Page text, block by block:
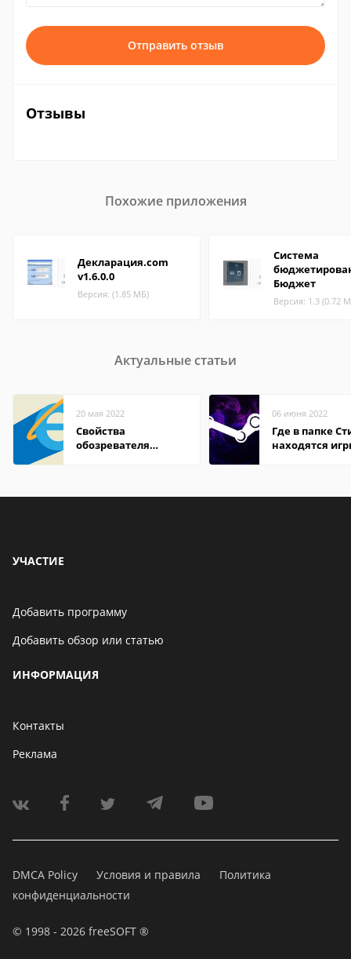
Отправить отзыв
Отзывы
Похожие приложения
Декларация.com
v1.6.0.0
Версия: (1.85 МБ)
Система
Бюджет
Версия: 1.3 (0.72
Актуальные статьи
20 мая 2022
Свойства
обозревателя
06 июня 2022
Где в папке
находятся
УЧАСТИЕ
Добавить программу
Добавить обзор или статью
ИНФОРМАЦИЯ
Контакты
Реклама
DMCA Policy Условия и правила
Политика
конфиденциальности
© 1998 - 2026 freeSOFT ®